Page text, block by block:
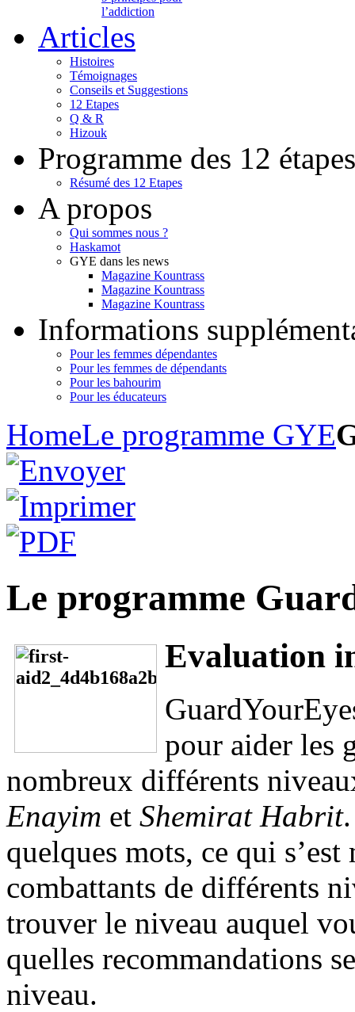
l’addiction
Articles
Histoires
Témoignages
Conseils et Suggestions
12 Etapes
Q & R
Hizouk
Programme des 12 étapes
Résumé des 12 Etapes
A propos
Qui sommes nous ?
Haskamot
GYE dans les news
Magazine Kountrass
Magazine Kountrass
Magazine Kountrass
Informations
Pour les femmes dépendantes
Pour les femmes de dépendants
Pour les bahourim
Pour les éducateurs
HomeLe programme GYE
Le programme
Evaluation
pour aider les
nombreux différents
Enayim et Shemirat Habrit
quelques mots, ce qui
combattants de différents
trouver le niveau auquel
quelles recommandations
niveau.